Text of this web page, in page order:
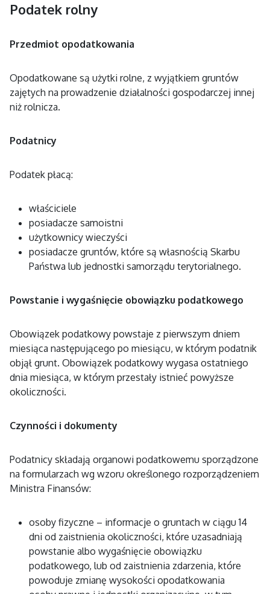
Podatek rolny
Przedmiot opodatkowania
Opodatkowane są użytki rolne, z wyjątkiem gruntów
zajętych na prowadzenie działalności gospodarczej innej
niż rolnicza.
Podatnicy
Podatek płacą:
właściciele
posiadacze samoistni
użytkownicy wieczyści
posiadacze gruntów, które są własnością Skarbu
Państwa lub jednostki samorządu terytorialnego.
Powstanie i wygaśnięcie obowiązku podatkowego
Obowiązek podatkowy powstaje z pierwszym dniem
miesiąca następującego po miesiącu, w którym podatnik
objął grunt. Obowiązek podatkowy wygasa ostatniego
dnia miesiąca, w którym przestały istnieć powyższe
okoliczności.
Czynności i dokumenty
Podatnicy składają organowi podatkowemu sporządzone
na formularzach wg wzoru określonego rozporządzeniem
Ministra Finansów:
osoby fizyczne – informacje o gruntach w ciągu 14
dni od zaistnienia okoliczności, które uzasadniają
powstanie albo wygaśnięcie obowiązku
podatkowego, lub od zaistnienia zdarzenia, które
powoduje zmianę wysokości opodatkowania